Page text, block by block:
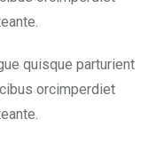
quisque parturient
orcimperdiet